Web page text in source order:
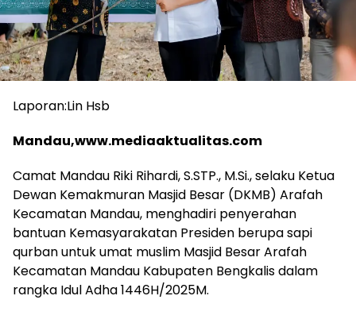
Laporan:Lin Hsb
Mandau,www.mediaaktualitas.com
Camat Mandau Riki Rihardi, S.STP., M.Si., selaku Ketua
Dewan Kemakmuran Masjid Besar (DKMB) Arafah
Kecamatan Mandau, menghadiri penyerahan
bantuan Kemasyarakatan Presiden berupa sapi
qurban untuk umat muslim Masjid Besar Arafah
Kecamatan Mandau Kabupaten Bengkalis dalam
rangka Idul Adha 1446H/2025M.